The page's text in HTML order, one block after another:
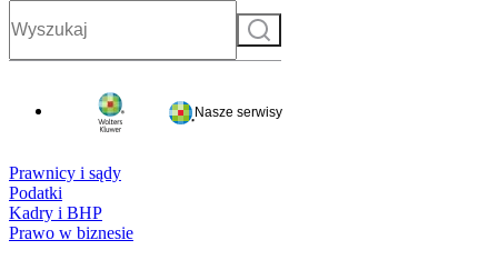
Szukaj
Nasze serwisy
Prawnicy i sądy
Podatki
Kadry i BHP
Prawo w biznesie